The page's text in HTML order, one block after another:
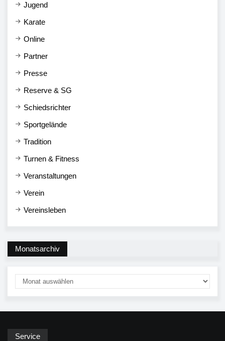
Jugend
Karate
Online
Partner
Presse
Reserve & SG
Schiedsrichter
Sportgelände
Tradition
Turnen & Fitness
Veranstaltungen
Verein
Vereinsleben
Monatsarchiv
Service